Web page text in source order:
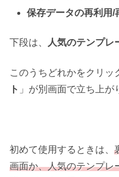
保存データの再利
下段は、 人気のテンプレ
このうちどれかをクリッ
ト 」が別画面で立ち上が
初めて使用するときは、
画面か、人気のテンプレ